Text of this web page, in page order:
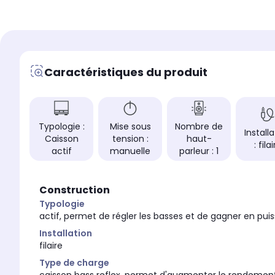
Réponse en fréquence
Non communiquée
Réglage fréquence de coupure
Puissance nominale (en W RMS)
non communiqué par la
marque
Réponse en fréquence
Réglage fréquence de
non
Puissance nominale (en
non communiqué
marque
Caractéristiques du produit
Typologie :
Caisson
actif
Mise sous
tension :
manuelle
Nombre de
haut-
parleur : 1
:
Construction
Typologie
actif, permet de régler les basses et de gagner en
Installation
filaire
Type de charge